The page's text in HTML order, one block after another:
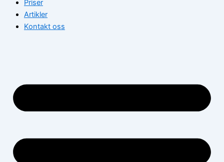
Priser
Artikler
Kontakt oss